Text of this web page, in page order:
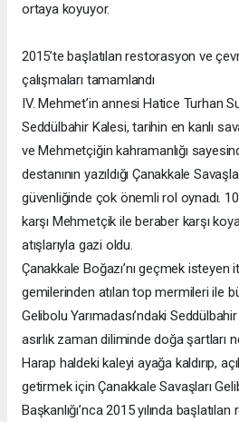
ortaya koyuyor.
2015’te başlatılan restorasyon ve
çalışmaları tamamlandı
IV. Mehmet’in annesi Hatice Turhan
Seddülbahir Kalesi, tarihin en kanlı
ve Mehmetçiğin kahramanlığı
destanının yazıldığı Çanakkale
güvenliğinde çok önemli rol oynadı.
karşı Mehmetçik ile beraber karşı
atışlarıyla gazi oldu.
Çanakkale Boğazı’nı geçmek isteyen
gemilerinden atılan top mermileri ile
Gelibolu Yarımadası’ndaki
asırlık zaman diliminde doğa şartları
Harap haldeki kaleyi ayağa kaldırıp,
getirmek için Çanakkale Savaşları
Başkanlığı’nca 2015 yılında